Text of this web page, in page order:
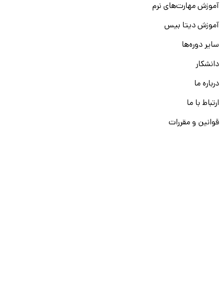
آموزش مهارت‌های نرم
آموزش دیتا بیس
سایر دوره‌ها
دانشکار
درباره ما
ارتباط با ما
قوانین و مقررات